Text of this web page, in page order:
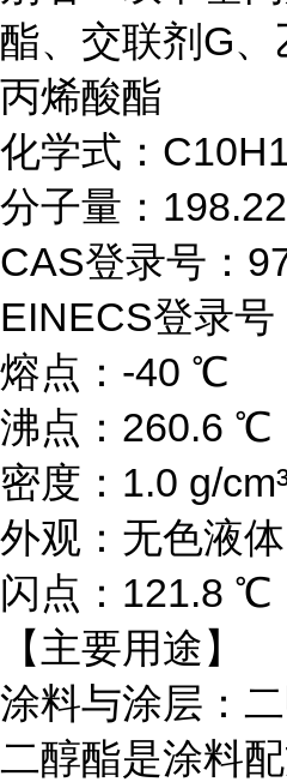
酯、交联剂G、
丙烯酸酯
化学式：
分子量：198.22
CAS登录号：
EINECS登录
熔点：-40 ℃
沸点：260.6 ℃
密度：1.0 g/
外观：无色液体
闪点：121.8 ℃
【主要用途】
涂料与涂层：
二醇酯是涂料